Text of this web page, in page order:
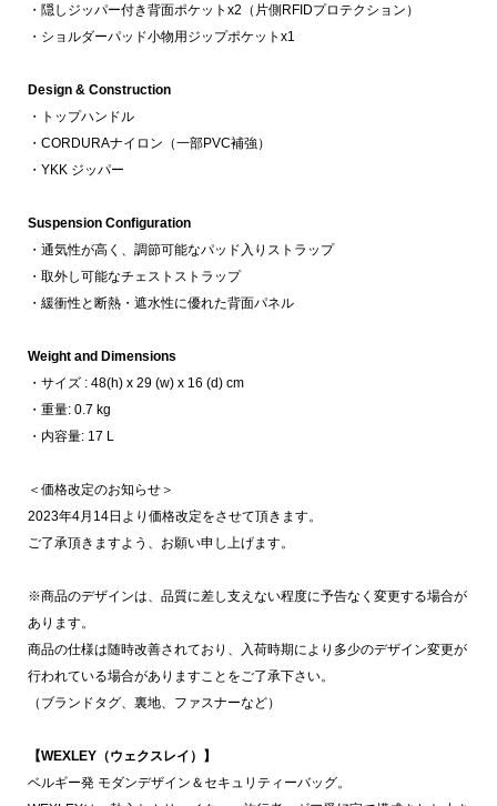
・隠しジッパー付き背面ポケットx2（片側RFIDプロテクション）
・ショルダーパッド小物用ジップポケットx1
Design & Construction
・トップハンドル
・CORDURAナイロン（一部PVC補強）
・YKK ジッパー
Suspension Configuration
・通気性が高く、調節可能なパッド入りストラップ
・取外し可能なチェストストラップ
・緩衝性と断熱・遮水性に優れた背面パネル
Weight and Dimensions
・サイズ : 48(h) x 29 (w) x 16 (d) cm
・重量: 0.7 kg
・内容量: 17 L
＜価格改定のお知らせ＞
2023年4月14日より価格改定をさせて頂きます。
ご了承頂きますよう、お願い申し上げます。
※商品のデザインは、品質に差し支えない程度に予告なく変更する場合が
あります。
商品の仕様は随時改善されており、入荷時期により多少のデザイン変更が
行われている場合がありますことをご了承下さい。
（ブランドタグ、裏地、ファスナーなど）
【WEXLEY（ウェクスレイ）】
ベルギー発 モダンデザイン＆セキュリティーバッグ。